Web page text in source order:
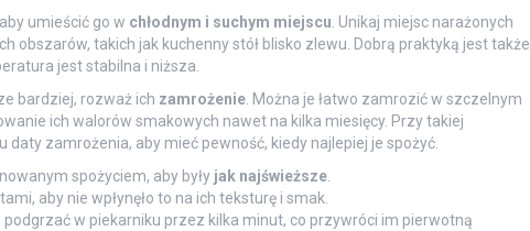
umieścić go w chłodnym i suchym miejscu. Unikaj miejsc narażonych
obszarów, takich jak kuchenny stół blisko zlewu. Dobrą praktyką jest także
jest stabilna i niższa.
bardziej, rozważ ich zamrożenie. Można je łatwo zamrozić w szczelnym
ich walorów smakowych nawet na kilka miesięcy. Przy takiej
zamrożenia, aby mieć pewność, kiedy najlepiej je spożyć.
spożyciem, aby były jak najświeższe.
aby nie wpłynęło to na ich teksturę i smak.
w piekarniku przez kilka minut, co przywróci im pierwotną